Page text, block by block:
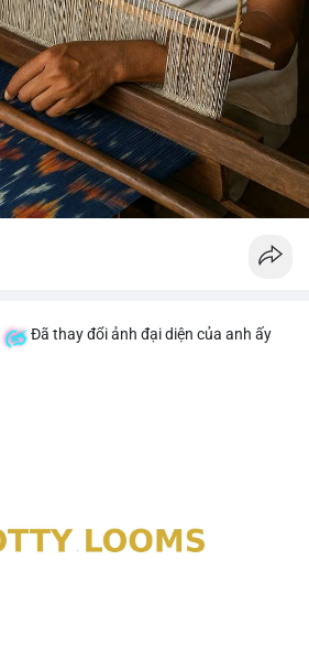
Đã thay đổi ảnh đại diện của anh ấy